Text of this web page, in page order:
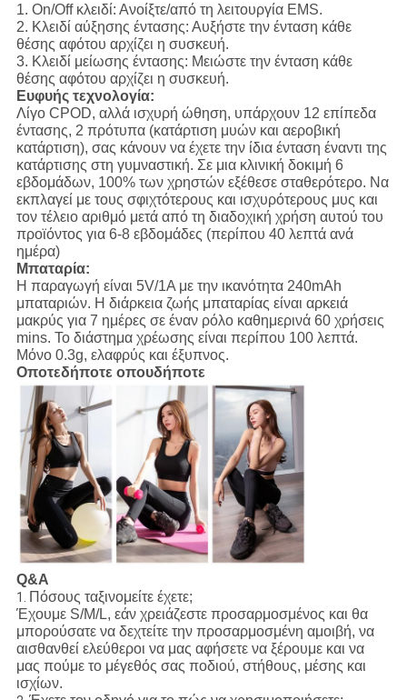
1. On/Off κλειδί: Ανοίξτε/από τη λειτουργία EMS.
2. Κλειδί αύξησης έντασης: Αυξήστε την ένταση κάθε
θέσης αφότου αρχίζει η συσκευή.
3. Κλειδί μείωσης έντασης: Μειώστε την ένταση κάθε
θέσης αφότου αρχίζει η συσκευή.
Ευφυής τεχνολογία:
Λίγο CPOD, αλλά ισχυρή ώθηση, υπάρχουν 12 επίπεδα
έντασης, 2 πρότυπα (κατάρτιση μυών και αεροβική
κατάρτιση), σας κάνουν να έχετε την ίδια ένταση έναντι της
κατάρτισης στη γυμναστική. Σε μια κλινική δοκιμή 6
εβδομάδων, 100% των χρηστών εξέθεσε σταθερότερο. Να
εκπλαγεί με τους σφιχτότερους και ισχυρότερους μυς και
τον τέλειο αριθμό μετά από τη διαδοχική χρήση αυτού του
προϊόντος για 6-8 εβδομάδες (περίπου 40 λεπτά ανά
ημέρα)
Μπαταρία:
Η παραγωγή είναι 5V/1A με την ικανότητα 240mAh
μπαταριών. Η διάρκεια ζωής μπαταρίας είναι αρκειά
μακρύς για 7 ημέρες σε έναν ρόλο καθημερινά 60 χρήσεις
mins. Το διάστημα χρέωσης είναι περίπου 100 λεπτά.
Μόνο 0.3g, ελαφρύς και έξυπνος.
Οποτεδήποτε οπουδήποτε
Q&A
1. Πόσους ταξινομείτε έχετε;
Έχουμε S/M/L, εάν χρειάζεστε προσαρμοσμένος και θα
μπορούσατε να δεχτείτε την προσαρμοσμένη αμοιβή, να
αισθανθεί ελεύθεροι να μας αφήσετε να ξέρουμε και να
μας πούμε το μέγεθός σας ποδιού, στήθους, μέσης και
ισχίων.